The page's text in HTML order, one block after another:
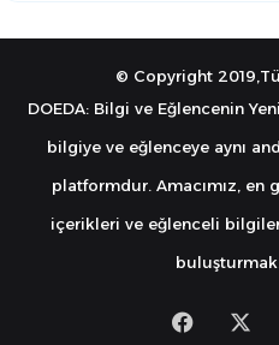
© Copyright
DOEDA: Bilgi ve Eğlencenin
bilgiye ve eğlenceye aynı
platformdur. Amacımız,
içerikleri ve eğlenceli
buluşturmak.